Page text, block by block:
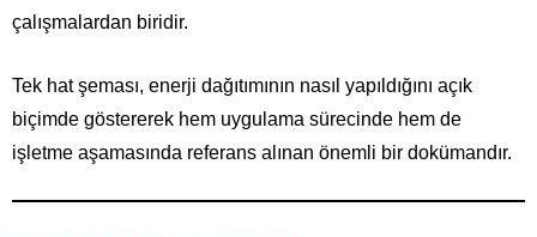
çalışmalardan biridir.
Tek hat şeması, enerji dağıtımının nasıl yapıldığını açık
biçimde göstererek hem uygulama sürecinde hem de
işletme aşamasında referans alınan önemli bir dokümandır.